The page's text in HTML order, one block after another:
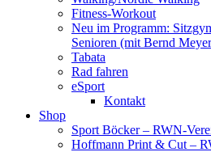
Fitness-Workout
Neu im Programm:
Senioren (mit Bernd
Tabata
Rad fahren
eSport
Kontakt
Shop
Sport Böcker – RWN-
Hoffmann Print & Cut –